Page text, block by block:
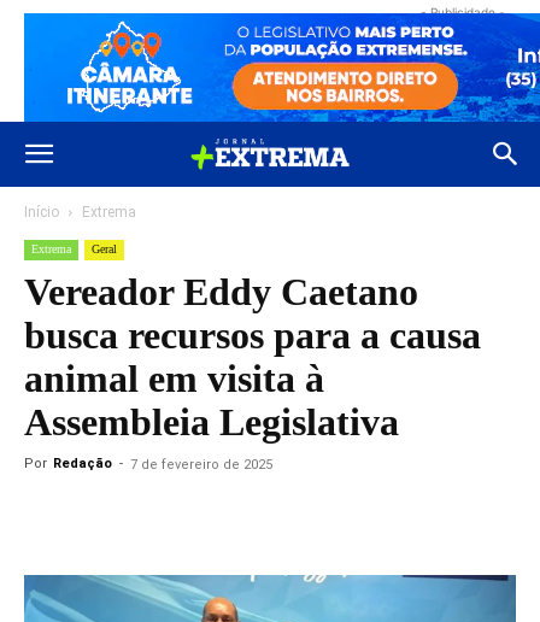
- Publicidade -
Início Extrema
Extrema Geral
Vereador Eddy Caetano
busca recursos para a causa
animal em visita à
Assembleia Legislativa
Por Redação - 7 de fevereiro de 2025